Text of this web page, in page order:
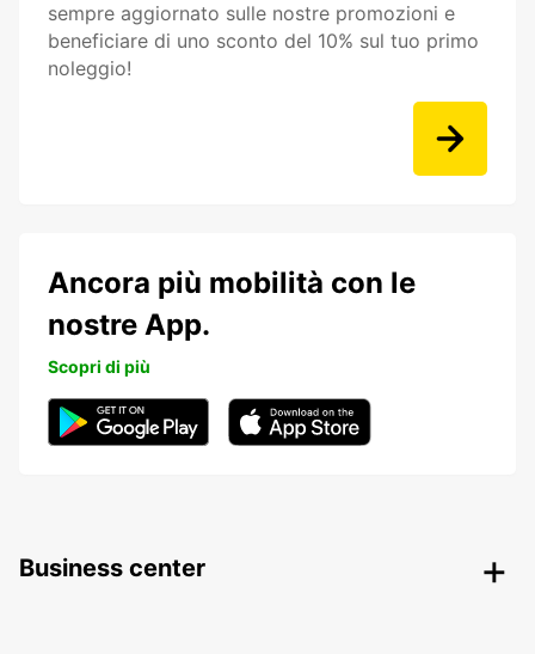
sempre aggiornato sulle nostre promozioni e
beneficiare di uno sconto del 10% sul tuo primo
noleggio!
Ancora più mobilità con le
nostre App.
Scopri di più
Business center